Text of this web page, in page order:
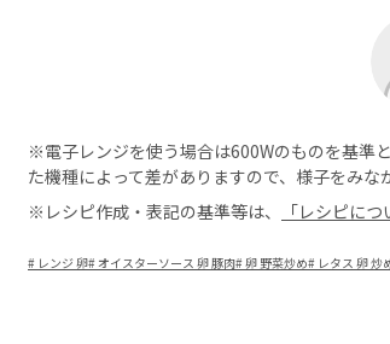
※電子レンジを使う場合は600Wのものを基準
た機種によって差がありますので、様子をみな
※レシピ作成・表記の基準等は、
「レシピにつ
# レンジ 卵#オイスターソース 卵 豚肉#卵 野菜炒め# レタス 卵 炒